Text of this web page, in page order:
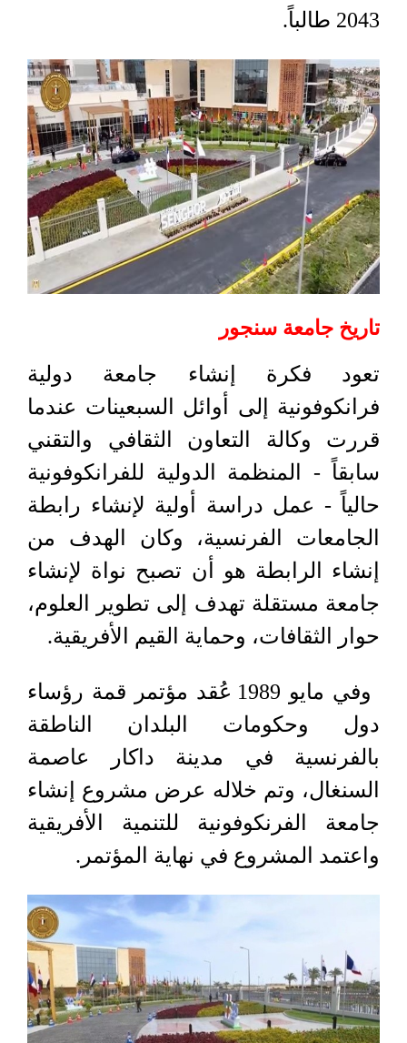
2043 طالباً.
تاريخ جامعة سنجور
تعود فكرة إنشاء جامعة دولية
فرانكوفونية إلى أوائل السبعينات عندما
قررت وكالة التعاون الثقافي والتقني
سابقاً - المنظمة الدولية للفرانكوفونية
حالياً - عمل دراسة أولية لإنشاء رابطة
الجامعات الفرنسية، وكان الهدف من
إنشاء الرابطة هو أن تصبح نواة لإنشاء
جامعة مستقلة تهدف إلى تطوير العلوم،
حوار الثقافات، وحماية القيم الأفريقية.
وفي مايو 1989 عُقد مؤتمر قمة رؤساء
دول وحكومات البلدان الناطقة
بالفرنسية في مدينة داكار عاصمة
السنغال، وتم خلاله عرض مشروع إنشاء
جامعة الفرنكوفونية للتنمية الأفريقية
واعتمد المشروع في نهاية المؤتمر.